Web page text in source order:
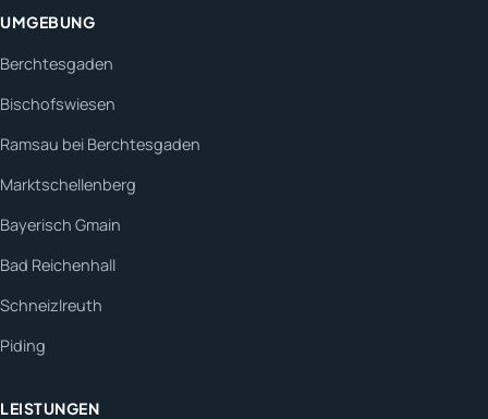
UMGEBUNG
Berchtesgaden
Bischofswiesen
Ramsau bei Berchtesgaden
Marktschellenberg
Bayerisch Gmain
Bad Reichenhall
Schneizlreuth
Piding
LEISTUNGEN